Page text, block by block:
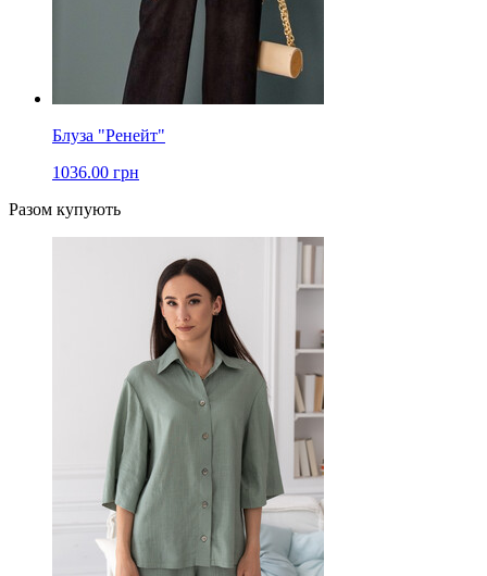
Блуза "Ренейт"
1036.00 грн
Разом купують